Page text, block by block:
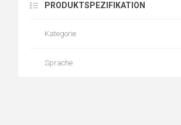
PRODUKTSPEZIFIKATION
Kategorie
Sprache